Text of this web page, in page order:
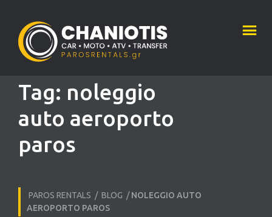
Tag: noleggio
auto aeroporto
paros
PAROS RENTALS / BLOG /NOLEGGIO AUTO
AEROPORTO PAROS